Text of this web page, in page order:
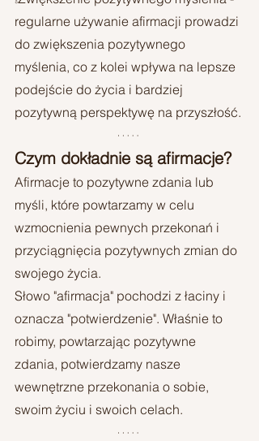
regularne używanie afirmacji prowadzi
do zwiększenia pozytywnego
myślenia, co z kolei wpływa na lepsze
podejście do życia i bardziej
pozytywną perspektywę na przyszłość.
Czym dokładnie są afirmacje?
Afirmacje to pozytywne zdania lub
myśli, które powtarzamy w celu
wzmocnienia pewnych przekonań i
przyciągnięcia pozytywnych zmian do
swojego życia.
Słowo "afirmacja" pochodzi z łaciny i
oznacza "potwierdzenie". Właśnie to
robimy, powtarzając pozytywne
zdania, potwierdzamy nasze
wewnętrzne przekonania o sobie,
swoim życiu i swoich celach.